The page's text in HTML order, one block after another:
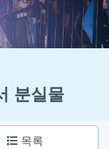
분실물
목록